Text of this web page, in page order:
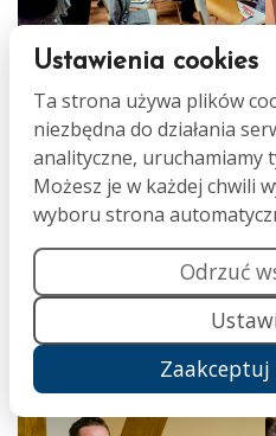
Ustawienia cookies
Ta strona używa plików
niezbędna do działania
analityczne, uruchamiamy
Możesz je w każdej chwili
wyboru strona
Odrzuć